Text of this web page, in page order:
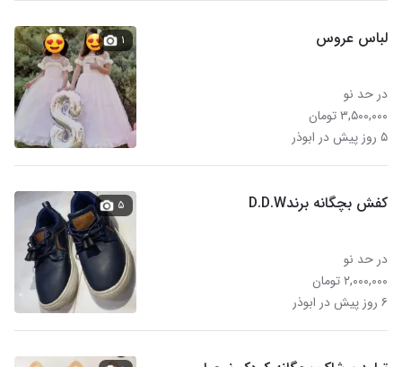
لباس عروس
در حد نو
۳,۵۰۰,۰۰۰ تومان
۵ روز پیش در ابوذر
۱
کفش بچگانه برندD.D.W
در حد نو
۲,۰۰۰,۰۰۰ تومان
۶ روز پیش در ابوذر
۵